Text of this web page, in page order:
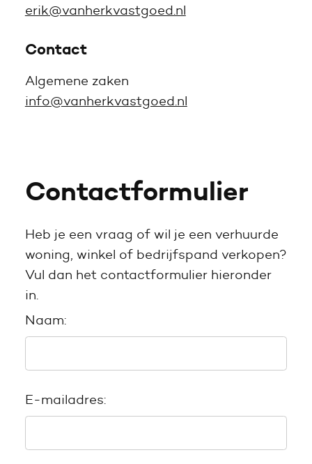
Contactformulier
Heb je een vraag of wil je een verhuurde
woning, winkel of bedrijfspand verkopen?
Vul dan het contactformulier hieronder
in.
Naam:
E-mailadres:
erik@vanherkvastgoed.nl
Contact
Algemene zaken
info@vanherkvastgoed.nl